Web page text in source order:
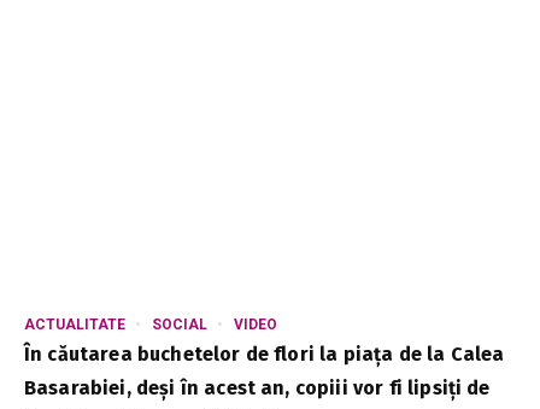
ACTUALITATE SOCIAL VIDEO
În căutarea buchetelor de flori la piața de la Calea
Basarabiei, deși în acest an, copiii vor fi lipsiți de